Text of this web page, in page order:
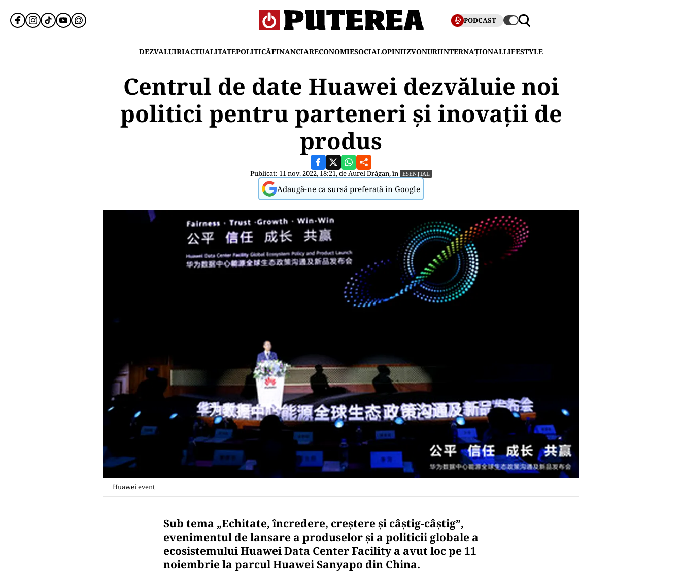
PODCAST
DEZVALUIRIACTUALITATEPOLITICĂFINANCIARECONOMIESOCIALOPINIIZVONURIINTERNAȚIONALLIFESTYLE
Centrul de date Huawei dezvăluie noi
politici pentru parteneri și inovații de
produs
Publicat: 11 nov. 2022, 18:21, deAurel Drăgan, în ESENȚIAL
Adaugă-ne ca sursă preferată în Google
Huawei event
Sub tema „Echitate, încredere, creștere și câștig-câștig”,
evenimentul de lansare a produselor și a politicii globale a
ecosistemului Huawei Data Center Facility a avut loc pe 11
noiembrie la parcul Huawei Sanyapo din China.